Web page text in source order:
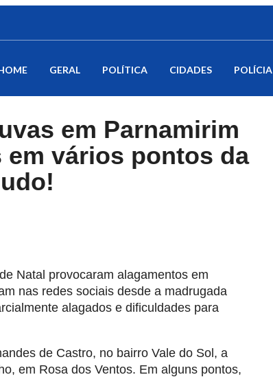
GERAL POLÍTICA CIDADES POLÍCIA
em Parnamirim
vários pontos da
Natal provocaram alagamentos em
nas redes sociais desde a madrugada
alagados e dificuldades para
de Castro, no bairro Vale do Sol, a
em Rosa dos Ventos. Em alguns pontos,